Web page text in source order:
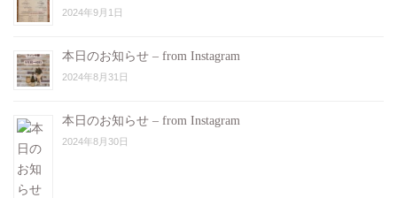
2024年9月1日
本日のお知らせ – from Instagram
2024年8月31日
本日のお知らせ – from Instagram
2024年8月30日